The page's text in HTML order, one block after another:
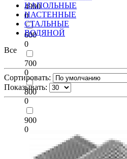
4900
0
600
0
700
0
800
0
900
0
НАПОЛЬНЫЕ
НАСТЕННЫЕ
СТАЛЬНЫЕ
ВОДЯНОЙ
Все
Сортировать:
Показывать: